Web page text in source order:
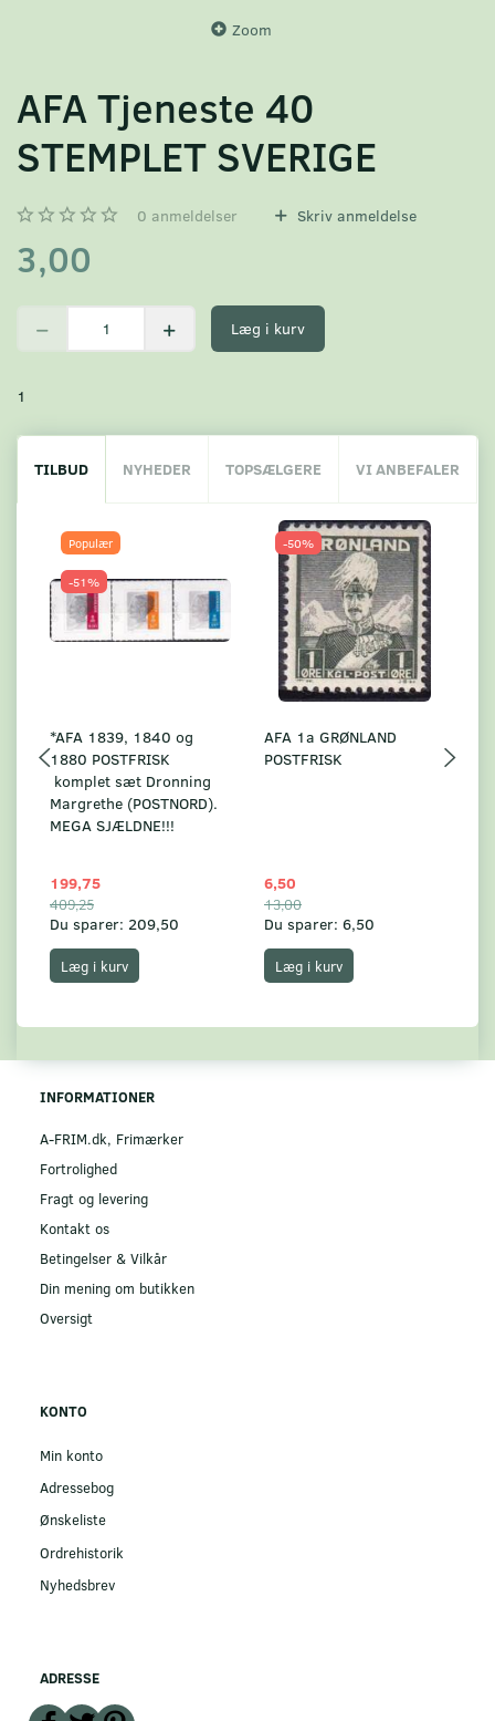
Zoom
AFA Tjeneste 40
STEMPLET SVERIGE
0 anmeldelser Skriv anmeldelse
3,00
Læg i kurv
1
TILBUD NYHEDER TOPSÆLGERE VI ANBEFALER
Populær
-51%
*AFA 1839, 1840 og
1880 POSTFRISK
komplet sæt Dronning
Margrethe (POSTNORD).
MEGA SJÆLDNE!!!
199,75
409,25
Du sparer: 209,50
Læg i kurv
-50%
AFA 1a GRØNLAND
POSTFRISK
6,50
13,00
Du sparer: 6,50
Læg i kurv
INFORMATIONER
A-FRIM.dk, Frimærker
Fortrolighed
Fragt og levering
Kontakt os
Betingelser & Vilkår
Din mening om butikken
Oversigt
KONTO
Min konto
Adressebog
Ønskeliste
Ordrehistorik
Nyhedsbrev
ADRESSE